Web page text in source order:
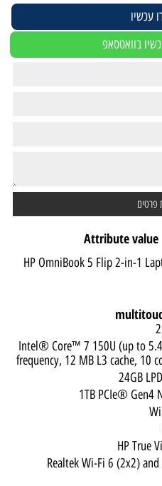
עכשיו
בוואטסאפ
Attribute value
HP OmniBook 5 Flip 2-in-1
Intel® Core™ 7 150U (up to 5.4
frequency, 12 MB L3 cache, 10
24GB
1TB PCIe® Gen4
HP True
Realtek Wi-Fi 6 (2x2)